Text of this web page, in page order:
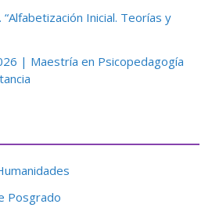
Inicial. Teorías y
| Maestría en Psicopedagogía
Posgrado